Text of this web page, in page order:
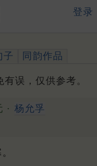
登录
子 同韵作品
误，仅供参考。
· 杨允孚